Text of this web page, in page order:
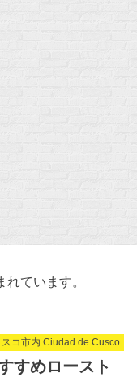
ています。
スコ市内 Ciudad de Cusco
すめロースト